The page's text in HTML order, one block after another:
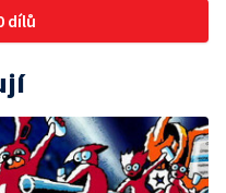
dílů